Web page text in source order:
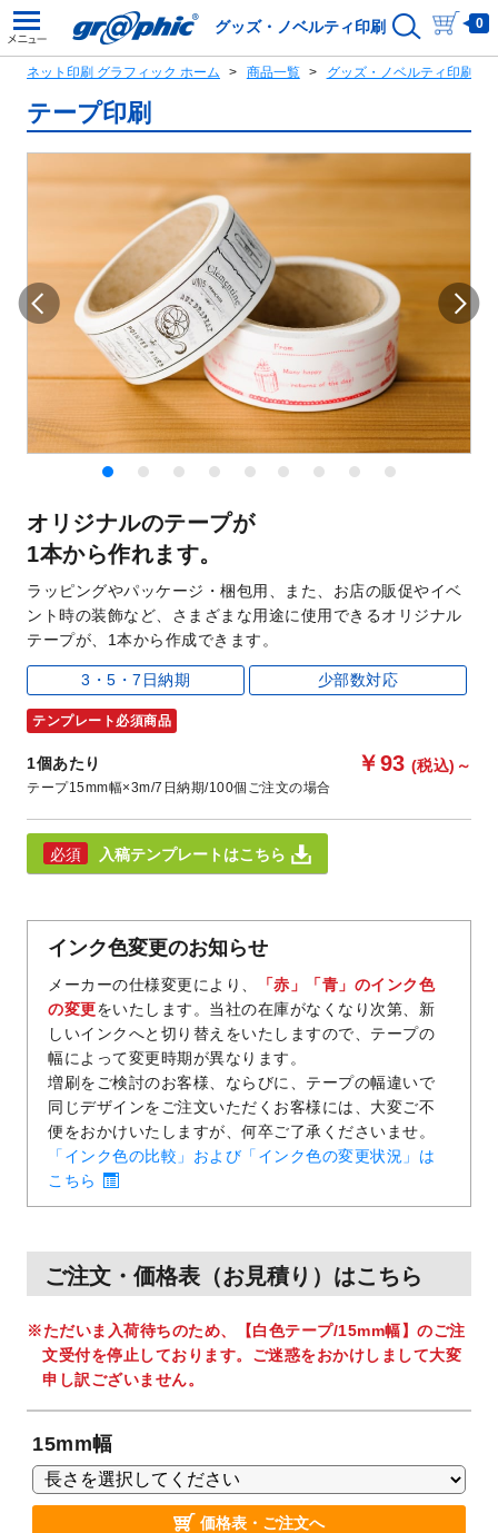
グッズ・ノベルティ印刷 0
ネット印刷 グラフィック ホーム 商品一覧 グッズ・ノベルティ印刷商
テープ印刷
オリジナルのテープが
1本から作れます。
ラッピングやパッケージ・梱包用、また、お店の販促やイベ
ント時の装飾など、さまざまな用途に使用できるオリジナル
テープが、1本から作成できます。
3・5・7日納期 少部数対応
テンプレート必須商品
1個あたり ￥93 (税込) ～
テープ15mm幅×3m 7日納期 100個ご注文の場合
入稿テンプレートはこちら
インク色変更のお知らせ
メーカーの仕様変更により、
「赤」「青」のインク色
の変更をいたします。当社の在庫がなくなり次第、新
しいインクへと切り替えをいたしますので、テープの
幅によって変更時期が異なります。
増刷をご検討のお客様、ならびに、テープの幅違いで
同じデザインをご注文いただくお客様には、大変ご不
便をおかけいたしますが、何卒ご了承くださいませ。
「インク色の比較」および「インク色の変更状況」は
こちら
ご注文・価格表（お見積り）はこちら
ただいま入荷待ちのため、【白色テープ/15mm幅】のご注
文受付を停止しております。ご迷惑をおかけしまして大変
申し訳ございません。
15mm幅
価格表・ご注文へ